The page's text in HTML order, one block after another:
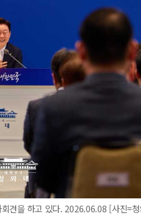
견을 하고 있다. 2026.06.08 [사진=